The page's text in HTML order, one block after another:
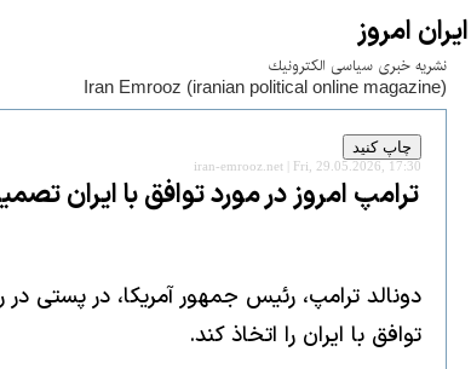
ايران امروز
نشريه خبری سياسی الكترونيك
Iran Emrooz (iranian political online magazine)
iran-emrooz.net | Fri, 29.05.2026, 17:30
ترامپ امروز در مورد توافق با ایران
دونالد ترامپ، رئیس جمهور آمریکا، در
توافق با ایران را اتخاذ کند.